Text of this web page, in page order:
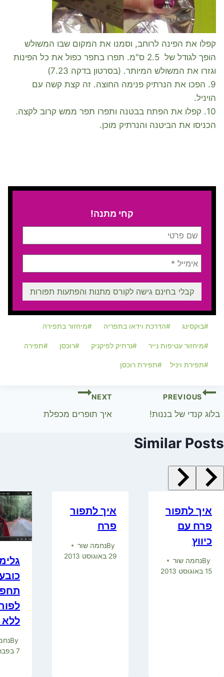
קפלו את הפינה לרוחב, וסמנו את המקום שבו המשולש
הופך לגודל של 2.5 ס"מ. תפרו בתפר כפול את כל הפינות
וגזרו את המשולש המיותר. (בסרטון בדקה 7.23)
9. הפכו את הנרתיק פנימה החוצה. זה קצת קשה עם
הויניל.
10. קפלו את הפתח בבטנה ותפרו תפר ממש קרוב לקצה.
הכניסו את הביטנה והנרתיק מוכן.
קחי מתנה!
#בוקסינג #הדרכת וידאו בתפריה #מיחזור בתפירה
#מיחזור עטיפות נייר #נרתיק לפיקניק #רוכסן #תפירה
#תפירת ויניל #תפירת רוכסן
ניווטPREVIOUS
בלוג קנדי של בננות!
NEXT
איך תופרים מכפלת
Similar Posts
איך לתפור
פרח עם
כיווץ
Byנחמה שור
15 באוגוסט 2013
איך לתפור
פרח
Byנחמה שור
29 באוגוסט 2013
ללא
By
7 בפברואר 2013